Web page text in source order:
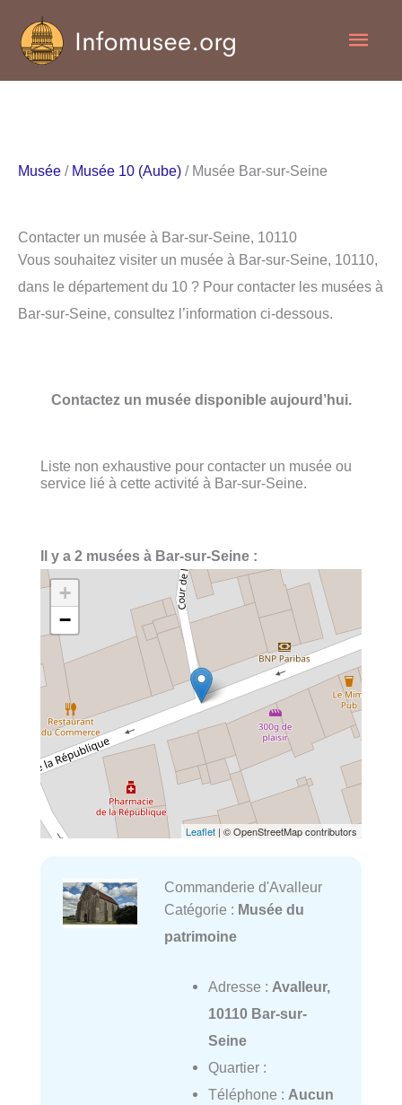
contenu
Musée / Musée 10 (Aube) / Musée Bar-sur-Seine
Contacter un musée à Bar-sur-Seine, 10110
Vous souhaitez visiter un musée à Bar-sur-Seine, 10110,
dans le département du 10 ? Pour contacter les musées à
Bar-sur-Seine, consultez l’information ci-dessous.
Contactez un musée disponible aujourd’hui.
Liste non exhaustive pour contacter un musée ou
service lié à cette activité à Bar-sur-Seine.
Il y a 2 musées à Bar-sur-Seine :
+
−
Leaflet | © OpenStreetMap contributors
Commanderie d'Avalleur
Catégorie : Musée du
patrimoine
Adresse : Avalleur,
10110 Bar-sur-
Seine
Quartier :
Téléphone : Aucun